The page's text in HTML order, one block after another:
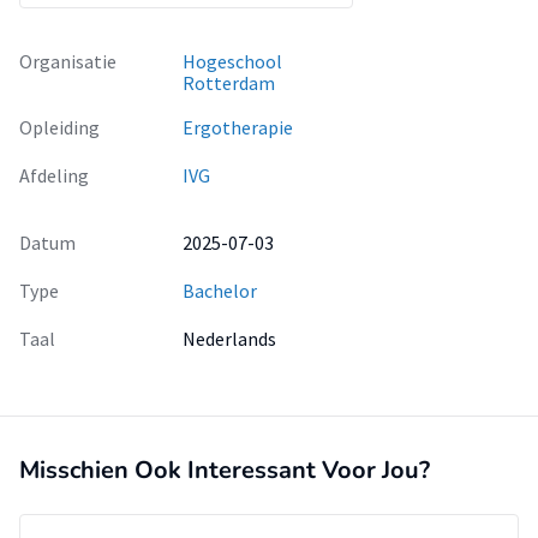
Organisatie
Hogeschool
Rotterdam
Opleiding
Ergotherapie
Afdeling
IVG
Datum
2025-07-03
Type
Bachelor
Taal
Nederlands
Misschien Ook Interessant Voor Jou?